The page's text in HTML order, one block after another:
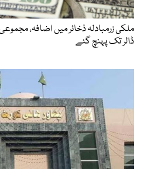
ڈالر تک پہنچ گئے